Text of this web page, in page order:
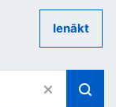
Ienākt